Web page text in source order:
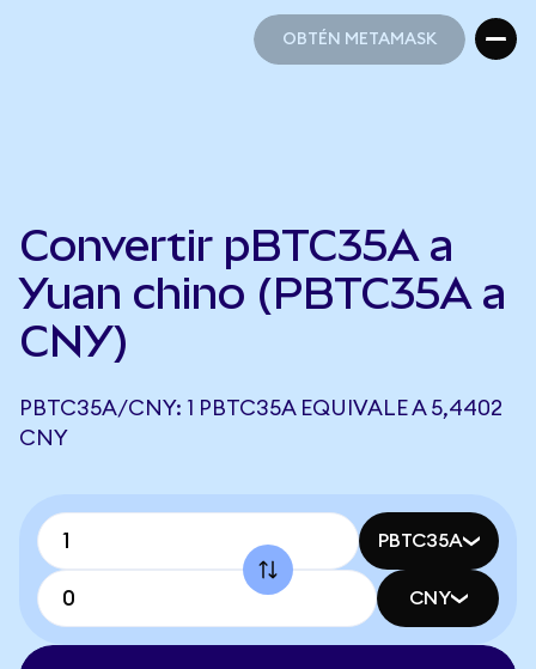
OBTÉN METAMASK
Convertir pBTC35A a
Yuan chino (PBTC35A a
CNY)
PBTC35A/CNY: 1 PBTC35A EQUIVALE A 5,4402
CNY
PBTC35A
CNY